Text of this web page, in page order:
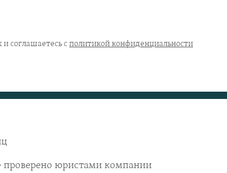
соглашаетесь с политикой конфиденциальности
проверено юристами компании